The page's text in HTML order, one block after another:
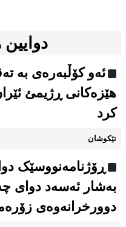
ئەو کۆڵبەرەی بە
هێزەکانی ڕژیمئ
کرد
تێکوشان
ڕۆژنامەنووسێک
بەشار ئەسەد دوای
دوورخرانەوەی